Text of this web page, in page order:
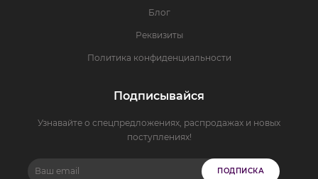
Блог
Реквизиты
Политика конфиденциальности
Подписывайся
Узнавайте о спецпредложениях, распродажах и новых
поступлениях!
ПОДПИСКА